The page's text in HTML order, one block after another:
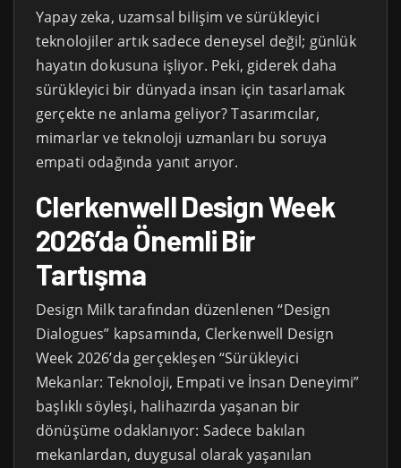
Yapay zeka, uzamsal bilişim ve sürükleyici
teknolojiler artık sadece deneysel değil; günlük
hayatın dokusuna işliyor. Peki, giderek daha
sürükleyici bir dünyada insan için tasarlamak
gerçekte ne anlama geliyor? Tasarımcılar,
mimarlar ve teknoloji uzmanları bu soruya
empati odağında yanıt arıyor.
Clerkenwell Design Week
2026’da Önemli Bir
Tartışma
Design Milk tarafından düzenlenen “Design
Dialogues” kapsamında, Clerkenwell Design
Week 2026’da gerçekleşen “Sürükleyici
Mekanlar: Teknoloji, Empati ve İnsan Deneyimi”
başlıklı söyleşi, halihazırda yaşanan bir
dönüşüme odaklanıyor: Sadece bakılan
mekanlardan, duygusal olarak yaşanılan